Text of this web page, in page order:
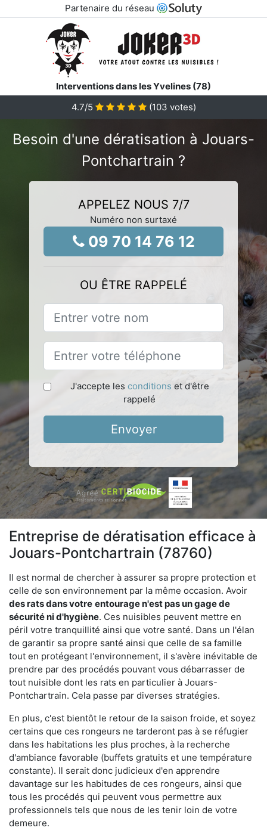
Partenaire du réseau
Interventions dans les Yvelines (78)
4.7/5 (103 votes)
Besoin d'une dératisation à Jouars-
Pontchartrain ?
APPELEZ NOUS 7/7
Numéro non surtaxé
09 70 14 76 12
OU ÊTRE RAPPELÉ
J'accepte les conditions et d'être
rappelé
Envoyer
Entreprise de dératisation efficace à
Jouars-Pontchartrain (78760)
Il est normal de chercher à assurer sa propre protection et
celle de son environnement par la même occasion. Avoir
des rats dans votre entourage n'est pas un gage de
sécurité ni d'hygiène. Ces nuisibles peuvent mettre en
péril votre tranquillité ainsi que votre santé. Dans un l'élan
de garantir sa propre santé ainsi que celle de sa famille
tout en protégeant l'environnement, il s'avère inévitable de
prendre par des procédés pouvant vous débarrasser de
tout nuisible dont les rats en particulier à Jouars-
Pontchartrain. Cela passe par diverses stratégies.
En plus, c'est bientôt le retour de la saison froide, et soyez
certains que ces rongeurs ne tarderont pas à se réfugier
dans les habitations les plus proches, à la recherche
d'ambiance favorable (buffets gratuits et une température
constante). Il serait donc judicieux d'en apprendre
davantage sur les habitudes de ces rongeurs, ainsi que
tous les procédés qui peuvent vous permettre aux
professionnels tels que nous de les tenir loin de votre
demeure.